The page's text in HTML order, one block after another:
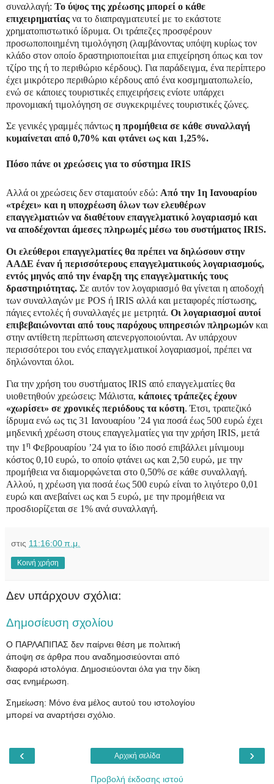
συναλλαγή: Το ύψος της χρέωσης μπορεί ο κάθε
επιχειρηματίας να το διαπραγματευτεί με το εκάστοτε
χρηματοπιστωτικό ίδρυμα. Οι τράπεζες προσφέρουν
προσωποποιημένη τιμολόγηση (λαμβάνοντας υπόψη κυρίως τον
κλάδο στον οποίο δραστηριοποιείται μια επιχείρηση όπως και τον
τζίρο της ή το περιθώριο κέρδους). Για παράδειγμα, ένα περίπτερο
έχει μικρότερο περιθώριο κέρδους από ένα κοσμηματοπωλείο,
ενώ σε κάποιες τουριστικές επιχειρήσεις ενίοτε υπάρχει
προνομιακή τιμολόγηση σε συγκεκριμένες τουριστικές ζώνες.
Σε γενικές γραμμές πάντως η προμήθεια σε κάθε συναλλαγή
κυμαίνεται από 0,70% και φτάνει ως και 1,25%.
Πόσο πάνε οι χρεώσεις για το σύστημα IRIS
Αλλά οι χρεώσεις δεν σταματούν εδώ: Από την 1η Ιανουαρίου
«τρέχει» και η υποχρέωση όλων των ελευθέρων
επαγγελματιών να διαθέτουν επαγγελματικό λογαριασμό και
να αποδέχονται άμεσες πληρωμές μέσω του συστήματος IRIS.
Οι ελεύθεροι επαγγελματίες θα πρέπει να δηλώσουν στην
ΑΑΔΕ έναν ή περισσότερους επαγγελματικούς λογαριασμούς,
εντός μηνός από την έναρξη της επαγγελματικής τους
δραστηριότητας. Σε αυτόν τον λογαριασμό θα γίνεται η αποδοχή
των συναλλαγών με POS ή IRIS αλλά και μεταφορές πίστωσης,
πάγιες εντολές ή συναλλαγές με μετρητά. Οι λογαριασμοί αυτοί
επιβεβαιώνονται από τους παρόχους υπηρεσιών πληρωμών και
στην αντίθετη περίπτωση απενεργοποιούνται. Αν υπάρχουν
περισσότεροι του ενός επαγγελματικοί λογαριασμοί, πρέπει να
δηλώνονται όλοι.
Για την χρήση του συστήματος IRIS από επαγγελματίες θα
υιοθετηθούν χρεώσεις: Μάλιστα, κάποιες τράπεζες έχουν
«χωρίσει» σε χρονικές περιόδους τα κόστη. Έτσι, τραπεζικό
ίδρυμα ενώ ως τις 31 Ιανουαρίου ’24 για ποσά έως 500 ευρώ έχει
μηδενική χρέωση στους επαγγελματίες για την χρήση IRIS, μετά
την 1 η Φεβρουαρίου ’24 για το ίδιο ποσό επιβάλλει μίνιμουμ
κόστος 0,10 ευρώ, το οποίο φτάνει ως και 2,50 ευρώ, με την
προμήθεια να διαμορφώνεται στο 0,50% σε κάθε συναλλαγή.
Αλλού, η χρέωση για ποσά έως 500 ευρώ είναι το λιγότερο 0,01
ευρώ και ανεβαίνει ως και 5 ευρώ, με την προμήθεια να
προσδιορίζεται σε 1% ανά συναλλαγή.
στις 11:16:00 π.μ.
Κοινή χρήση
Δεν υπάρχουν σχόλια:
Δημοσίευση σχολίου
Ο ΠΑΡΛΑΠΙΠΑΣ δεν παίρνει θέση με πολιτική
άποψη σε άρθρα που αναδημοσιεύονται από
διαφορά ιστολόγια. Δημοσιεύονται όλα για την δίκη
σας ενημέρωση.
Σημείωση: Μόνο ένα μέλος αυτού του ιστολογίου
μπορεί να αναρτήσει σχόλιο.
‹ ›
Αρχική σελίδα
Προβολή έκδοσης ιστού